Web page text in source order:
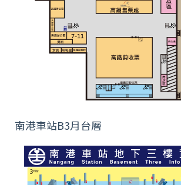
南港車站B3月台層